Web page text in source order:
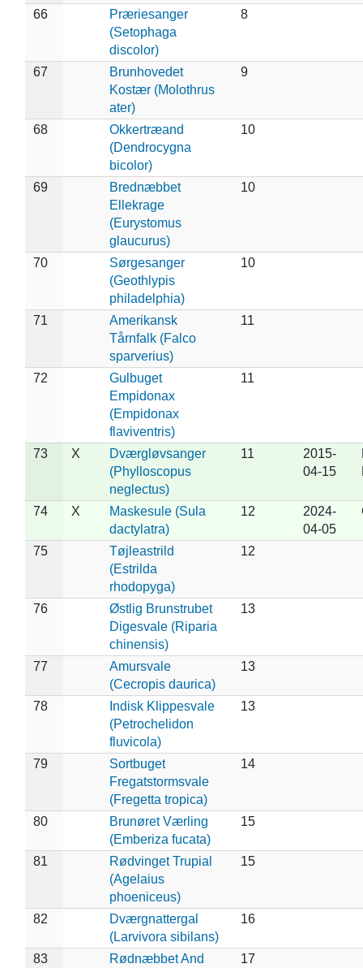
66
Præriesanger
(Setophaga
discolor)
8
67
Brunhovedet
Kostær (Molothrus
ater)
9
68
Okkertræand
(Dendrocygna
bicolor)
10
69
Brednæbbet
Ellekrage
(Eurystomus
glaucurus)
10
70
Sørgesanger
(Geothlypis
philadelphia)
10
71
Amerikansk
Tårnfalk (Falco
sparverius)
11
72
Gulbuget
Empidonax
(Empidonax
flaviventris)
11
73 X
Dværgløvsanger
(Phylloscopus
neglectus)
11
2015-
04-15
74 X
Maskesule (Sula
dactylatra)
12
2024-
04-05
75
Tøjleastrild
(Estrilda
rhodopyga)
12
76
Østlig Brunstrubet
Digesvale (Riparia
chinensis)
13
77
Amursvale
(Cecropis daurica)
13
78
Indisk Klippesvale
(Petrochelidon
fluvicola)
13
79
Sortbuget
Fregatstormsvale
(Fregetta tropica)
14
80
Brunøret Værling
(Emberiza fucata)
15
81
Rødvinget Trupial
(Agelaius
phoeniceus)
15
82
Dværgnattergal
(Larvivora sibilans)
16
83
Rødnæbbet And
17